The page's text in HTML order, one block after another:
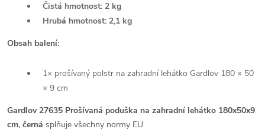
Čistá hmotnost: 2 kg
Hrubá hmotnost: 2,1 kg
Obsah balení:
1× prošívaný polstr na zahradní lehátko Gardlov 180 × 50
× 9 cm
Gardlov 27635 Prošívaná poduška na zahradní lehátko 180x50x9
cm, černá splňuje všechny normy EU.